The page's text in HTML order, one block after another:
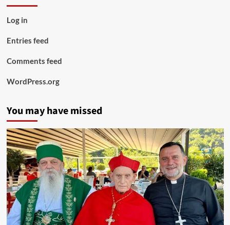
Log in
Entries feed
Comments feed
WordPress.org
You may have missed